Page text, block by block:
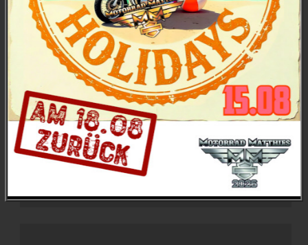
Was Du bei uns tun sollst:
Kann ich Dir helfen?: Zugehen auf Kunden
und fachkundige Beratung
T-Shirt, Helm, Fashion: Verkauf des
Warensortiments in unserer Clothes-
Abteilung
Was für's Auge: Präsentation der Waren und
Verkaufsräume
Passt nicht? Regeln wir!
: Abwicklung von
Bestellungen, Warenbestandskontrolle,
Reklamationen
Und etwas Bürokratie muss sein: Arbeiten mit
dem Warenwirtschaftssytem (Verwaltung,
Bestände, Kontrolle, Abwicklung)